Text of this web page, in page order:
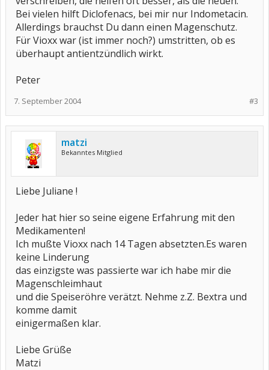
Bei vielen hilft Diclofenacs, bei mir nur Indometacin.
Allerdings brauchst Du dann einen Magenschutz.
Für Vioxx war (ist immer noch?) umstritten, ob es
überhaupt antientzündlich wirkt.
Peter
#3
7. September 2004
matzi
Bekanntes Mitglied
Liebe Juliane !
Jeder hat hier so seine eigene Erfahrung mit den
Medikamenten!
Ich mußte Vioxx nach 14 Tagen absetzten.Es waren
keine Linderung
das einzigste was passierte war ich habe mir die
Magenschleimhaut
und die Speiseröhre verätzt. Nehme z.Z. Bextra und
komme damit
einigermaßen klar.
Liebe Grüße
Matzi